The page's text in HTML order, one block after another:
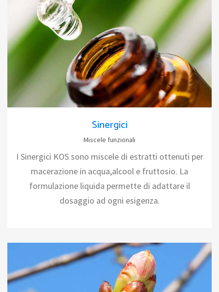
Sinergici
Miscele funzionali
I Sinergici KOS sono miscele di estratti ottenuti per
macerazione in acqua,alcool e fruttosio. La
formulazione liquida permette di adattare il
dosaggio ad ogni esigenza.